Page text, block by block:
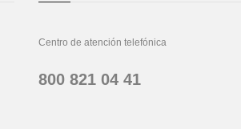
Centro de atención telefónica
800 821 04 41